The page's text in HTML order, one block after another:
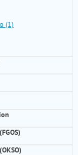
(1)